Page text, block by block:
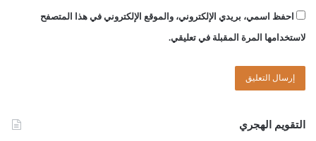
احفظ اسمي، بريدي الإلكتروني، والموقع الإلكتروني في هذا المتصفح
لاستخدامها المرة المقبلة في تعليقي.
التقويم الهجري